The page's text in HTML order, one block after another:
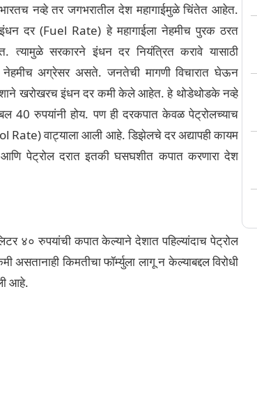
नव्हे तर जगभरातील देश महागाईमुळे चिंतेत आहेत.
दर (Fuel Rate) हे महागाईला नेहमीच पुरक ठरत
त्यामुळे सरकारने इंधन दर नियंत्रित करावे यासाठी
अग्रेसर असते. जनतेची मागणी विचारात घेऊन
खरोखरच इंधन दर कमी केले आहेत. हे थोडेथोडके नव्हे
40 रुपयांनी होय. पण ही दरकपात केवळ पेट्रोलच्याच
Rate) वाट्याला आली आहे. डिझेलचे दर अद्यापही कायम
पेट्रोल दरात इतकी घसघशीत कपात करणारा देश
४० रुपयांची कपात केल्याने देशात पहिल्यांदाच पेट्रोल
किमतीचा फॉर्म्युला लागू न केल्याबद्दल विरोधी
आहे.